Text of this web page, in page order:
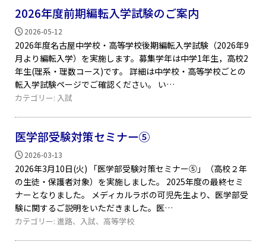
2026年度前期編転入学試験のご案内
2026-05-12
2026年度名古屋中学校・高等学校後期編転入学試験（2026年9
月より編転入学）を実施します。募集学年は中学1年生，高校2
年生(理系・理数コース)です。 詳細は中学校・高等学校ごとの
転入学試験ページでご確認ください。 い
カテゴリー: 入試
医学部受験対策セミナー⑤
2026-03-13
2026年3月10日(火) 「医学部受験対策セミナー⑤」（高校２年
の生徒・保護者対象）を実施しました。 2025年度の最終セミ
ナーとなりました。 メディカルラボの可児先生より、医学部受
験に関するご説明をいただきました。医
カテゴリー:進路、 入試、 高等学校